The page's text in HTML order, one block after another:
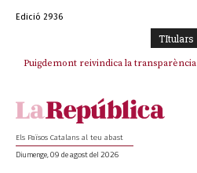
Edició 2936
TItulars
Puigdemont reivindica la
Portugal acusa Espanya de provocar
Els Països Catalans al teu abast
Diumenge, 09 de agost del 2026